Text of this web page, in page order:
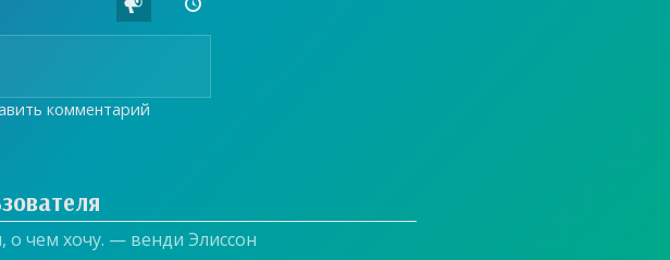
комментарий
о чем хочу. — венди Элиссон